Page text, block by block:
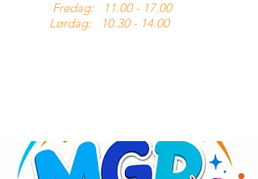
Fredag:
11.00 - 17.00
Lørdag:
10.30 - 14.00